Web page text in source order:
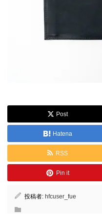
Post
Hatena
RSS
Pin it
投稿者: hfcuser_fue